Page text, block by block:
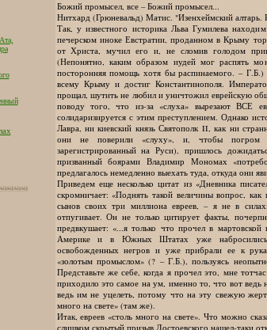
Божий промысел, все – Божий промысел...
Нитхард (Грюневальд) Матис. "Изенхеймский алтарь.
Так, у известного историка Льва Гумилева
печерском иноке Евстратии, проданном в Крыму
от Христа, мучил его и, не сломив голодом
(Непонятно, каким образом иудей мог распять
посторонняя помощь хотя бы распинаемого. –
всему Крыму и достиг Константинополя.
прощал, шутить не любил и уничтожил еврейскую
поводу того, что из-за «слуха» вырезают ВСЕ
солидаризируется с этим преступлением. Однако
Лавра, ни киевский князь Святополк II, как ни
они не поверили «слуху», и, чтобы погром
зарегистрированный на Руси), пришлось
призванный боярами Владимир Мономах
предлагалось немедленно выехать туда, откуда они
Приведем еще несколько цитат из «Дневника
скромничает: «Поднять такой величины вопрос,
сынов своих три миллиона евреев, – я не в
отпугивает. Он не только цитирует факты,
предвкушает: «...я только что прочел в
Америке и в Южных Штатах уже
освобожденных негров и уже прибрали ее к
«золотым промыслом» (? – Г.Б.), пользуясь
Представьте же себе, когда я прочел это, мне
приходило это самое на ум, именно то, что вот ведь
ведь им не уцелеть, потому что на эту свежую
много на свете» (там же).
Итак, евреев «столь много на свете». Что можно